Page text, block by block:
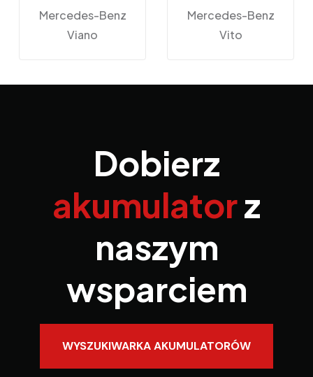
Mercedes-Benz
Viano
Mercedes-Benz
Vito
Dobierz
akumulatorz
naszym
wsparciem
WYSZUKIWARKA AKUMULATORÓW